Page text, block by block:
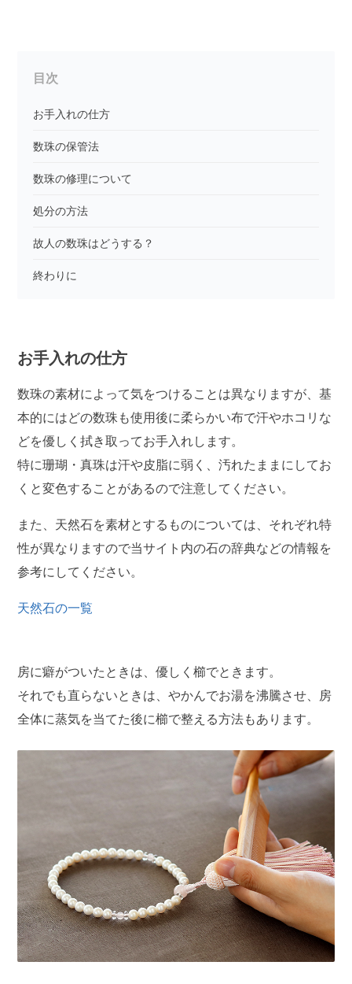
目次
お手入れの仕方
数珠の保管法
数珠の修理について
処分の方法
故人の数珠はどうする？
終わりに
お手入れの仕方
数珠の素材によって気をつけることは異なりますが、基
本的にはどの数珠も使用後に柔らかい布で汗やホコリな
どを優しく拭き取ってお手入れします。
特に珊瑚・真珠は汗や皮脂に弱く、汚れたままにしてお
くと変色することがあるので注意してください。
また、天然石を素材とするものについては、それぞれ特
性が異なりますので当サイト内の石の辞典などの情報を
参考にしてください。
天然石の一覧
房に癖がついたときは、優しく櫛でときます。
それでも直らないときは、やかんでお湯を沸騰させ、房
全体に蒸気を当てた後に櫛で整える方法もあります。